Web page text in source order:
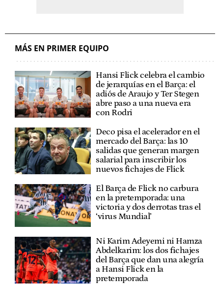
MÁS EN PRIMER EQUIPO
Hansi Flick celebra el cambio
de jerarquías en el Barça: el
adiós de Araujo y Ter Stegen
abre paso a una nueva era
con Rodri
Deco pisa el acelerador en el
mercado del Barça: las 10
salidas que generan margen
salarial para inscribir los
nuevos fichajes de Flick
El Barça de Flick no carbura
en la pretemporada: una
victoria y dos derrotas tras el
‘virus Mundial’
Ni Karim Adeyemi ni Hamza
Abdelkarim: los dos fichajes
del Barça que dan una alegría
a Hansi Flick en la
pretemporada